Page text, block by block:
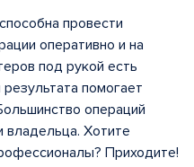
провести
оперативно и на
под рукой есть
помогает
операций
владельца. Хотите
Приходите!